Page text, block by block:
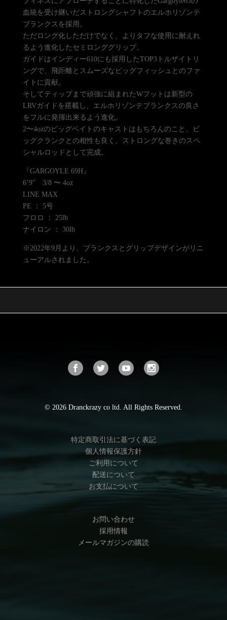
血統を受け継いだストロングシャフトのエルホリゾンテ
ブランクスを採用。
ただロング化しただけでなく、よりタフな使用に耐えれ
るよう進化したセミロンググリップ。
ガイドはインディー610にも採用したTOP3トルザイトリ
ングで、飛距離とスムーズなビッグフィッシュとのファ
イトに貢献。
そしてティップまで頑強に組まれたWフットは新型の
LRVガイドを搭載し、エルホリゾンテブランクスの良さ
をフルに発揮出来るよう進化。
2〜4ozのビッグベイトのキャストはもちろんのこと、ビ
ッグクランクとの相性も良く、ストロングな巻きのスペ
シャルロッドとして完成。
『GARGOYLE 69H』
6’9″ 3/8 〜 4oz
LINE MAX
PE ： 5号
フロロ ： 25lb
ナイロン ： 30lb
※2022年9月より、ブランクスとグリップデザインがリニ
ューアルされました。
© 2026 Dranckrazy co ltd. All Rights Reserved.
特定商取引法に基づく表記
個人情報保護方針
ご利用について
配送について
お支払について
お問い合わせ
採用情報
メールマガジンの購読